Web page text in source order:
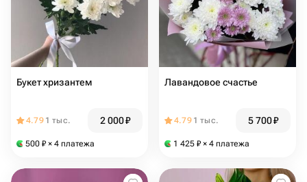
Букет хризантем
4.79 1 тыс. 2 000₽
500 ₽ × 4 платежа
Лавандовое счастье
4.79 1 тыс. 5 700₽
1 425 ₽ × 4 платежа